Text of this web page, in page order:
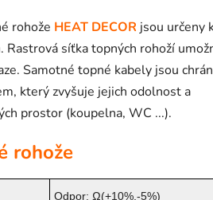
rohože HEAT DECOR jsou určeny
Rastrová síťka topných rohoží
Samotné topné kabely jsou
který zvyšuje jejich odolnost a
prostor (koupelna, WC ...).
rohože
Odpor: Ω(+10%,-5%)